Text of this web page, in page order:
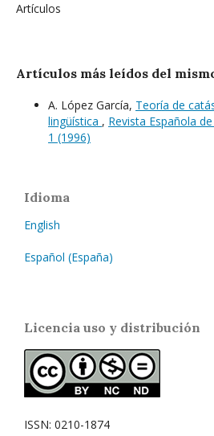
Artículos
Artículos más leídos del
A. López García, Teoría de
lingüística , Revista Española
1 (1996)
Idioma
English
Español (España)
Licencia uso y distribución
ISSN: 0210-1874